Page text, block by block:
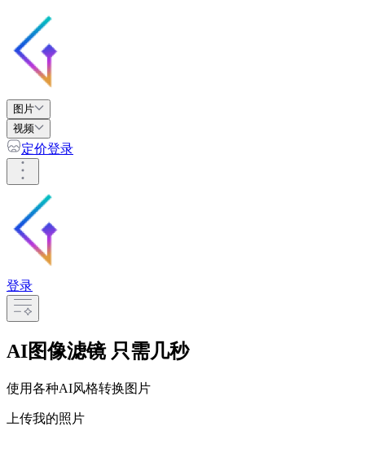
图片
视频
定价登录
登录
AI图像滤镜只需几秒
使用各种AI风格转换图片
上传我的照片